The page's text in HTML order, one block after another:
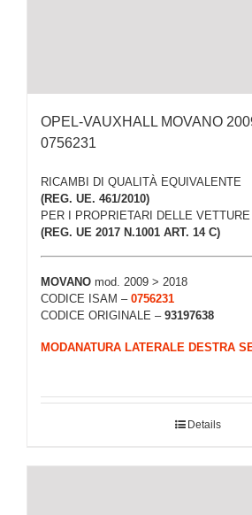
OPEL-VAUXHALL MOVANO
0756231
RICAMBI DI QUALITÀ EQUIVALENTE
(REG. UE. 461/2010)
PER I PROPRIETARI DELLE
(REG. UE 2017 N.1001 ART. 14 C)
MOVANO mod. 2009 > 2018
CODICE ISAM – 0756231
CODICE ORIGINALE – 93197638
MODANATURA LATERALE DESTRA
Details